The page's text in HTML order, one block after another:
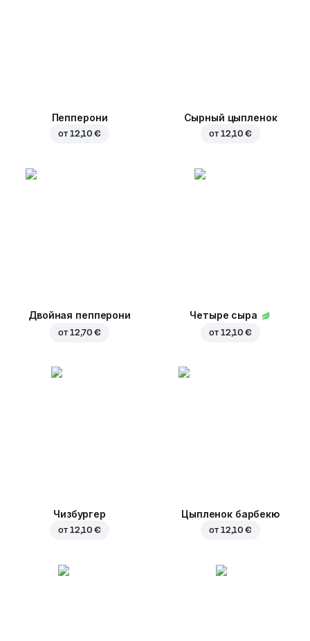
Пепперони
от 12,10 €
Сырный цыпленок
от 12,10 €
Двойная пепперони
от 12,70 €
Четыре сыра
от 12,10 €
Чизбургер
от 12,10 €
Цыпленок барбекю
от 12,10 €